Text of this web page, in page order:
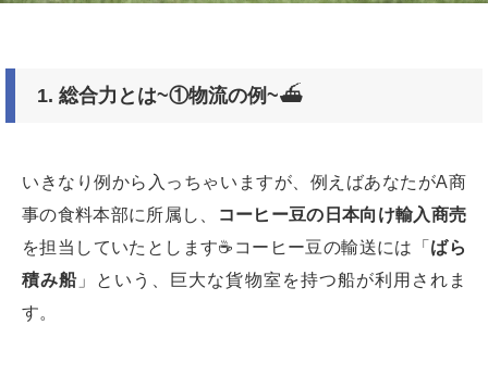
1. 総合力とは~①物流の例~⛴
いきなり例から入っちゃいますが、例えばあなたがA商
事の食料本部に所属し、
コーヒー豆の日本向け輸入商売
を担当していたとします☕️コーヒー豆の輸送には「 ばら
積み船 」という、巨大な貨物室を持つ船が利用されま
す。